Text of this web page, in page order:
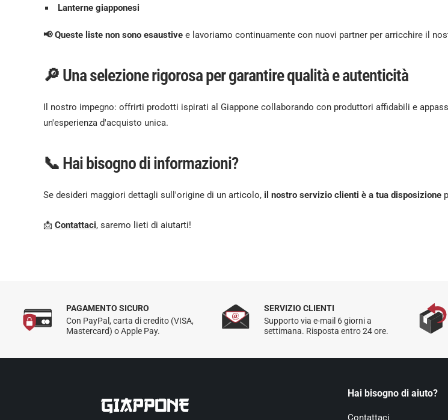
Lanterne giapponesi
📢 Queste liste non sono esaustive e lavoriamo continuamente con nuovi partner per arricchire il
🔎 Una selezione rigorosa per garantire qualità e autenticità
Il nostro impegno: offrirti prodotti ispirati al Giappone collaborando con produttori affidabili e
un'esperienza d'acquisto unica.
📞 Hai bisogno di informazioni?
Se desideri maggiori dettagli sull'origine di un articolo, il nostro servizio clienti è a tua disposizione
📩 Contattaci, saremo lieti di aiutarti!
PAGAMENTO SICURO
Con PayPal, carta di credito (VISA,
Mastercard) o Apple Pay.
SERVIZIO CLIENTI
Supporto via e-mail 6 giorni a
settimana. Risposta entro 24 ore.
Hai bisogno di aiuto?
Contattaci